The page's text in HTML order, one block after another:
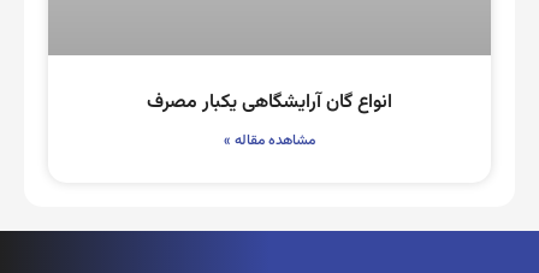
انواع گان آرایشگاهی یکبار مصرف
مشاهده مقاله »